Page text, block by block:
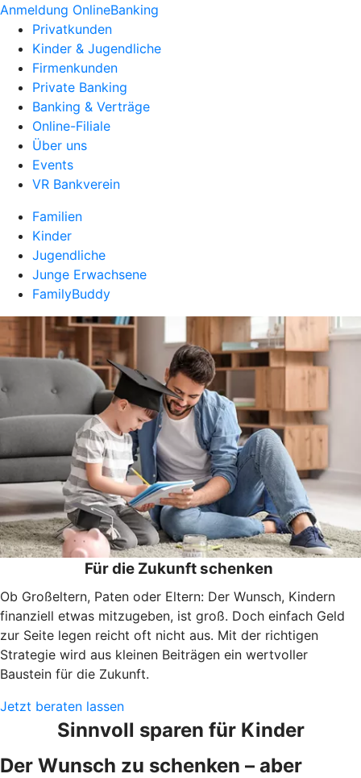
Anmeldung OnlineBanking
Privatkunden
Kinder & Jugendliche
Firmenkunden
Private Banking
Banking & Verträge
Online-Filiale
Über uns
Events
VR Bankverein
Familien
Kinder
Jugendliche
Junge Erwachsene
FamilyBuddy
Für die Zukunft schenken
Ob Großeltern, Paten oder Eltern: Der Wunsch, Kindern
finanziell etwas mitzugeben, ist groß. Doch einfach Geld
zur Seite legen reicht oft nicht aus. Mit der richtigen
Strategie wird aus kleinen Beiträgen ein wertvoller
Baustein für die Zukunft.
Jetzt beraten lassen
Sinnvoll sparen für Kinder
Der Wunsch zu schenken – aber